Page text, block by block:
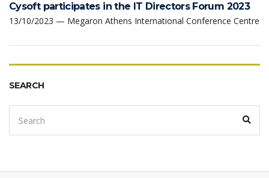
Cysoft participates in the IT Directors Forum 2023
13/10/2023 — Megaron Athens International Conference Centre
SEARCH
Search
for: